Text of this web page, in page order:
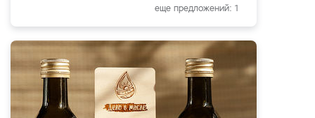
еще предложений: 1